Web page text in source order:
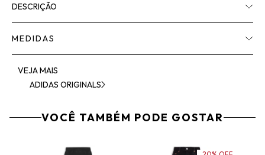
DESCRIÇÃO
MEDIDAS
VEJA MAIS
ADIDAS ORIGINALS
VOCÊ TAMBÉM PODE GOSTAR